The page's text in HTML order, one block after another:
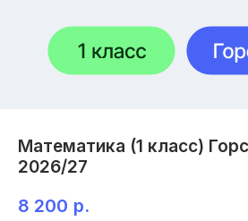
Математика (1 класс)
2026/27
8 200 р.